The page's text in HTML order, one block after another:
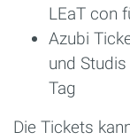
LEaT con
Azubi
und
Tag
Die Tickets